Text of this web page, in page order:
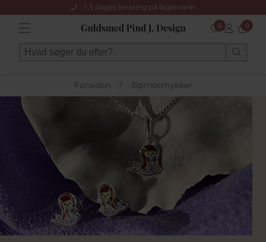
1-3 dages levering på lagervarer
0 0
Forsiden / Børnesmykker